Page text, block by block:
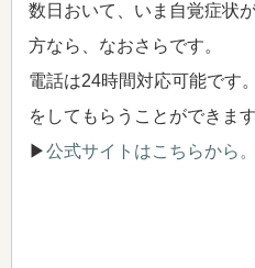
数日おいて、いま自覚症状
方なら、なおさらです。
電話は24時間対応可能です
をしてもらうことができます
▶公式サイトはこちらから。